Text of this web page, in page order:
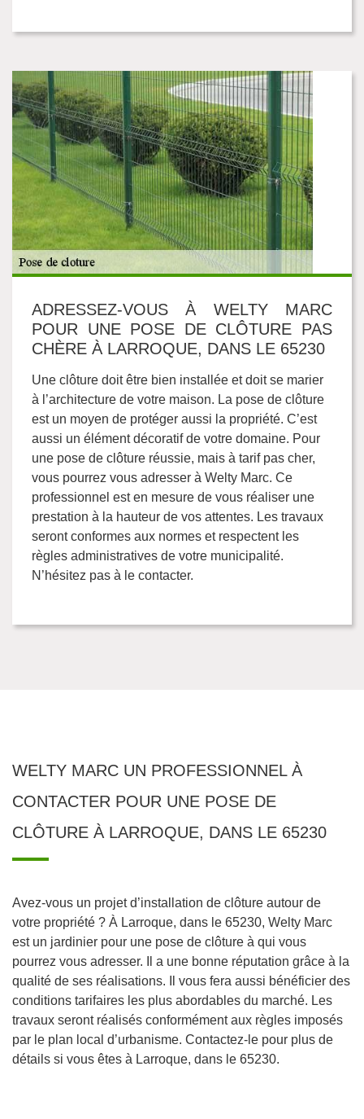
ADRESSEZ-VOUS À WELTY MARC
POUR UNE POSE DE CLÔTURE PAS
CHÈRE À LARROQUE, DANS LE 65230
Une clôture doit être bien installée et doit se marier
à l’architecture de votre maison. La pose de clôture
est un moyen de protéger aussi la propriété. C’est
aussi un élément décoratif de votre domaine. Pour
une pose de clôture réussie, mais à tarif pas cher,
vous pourrez vous adresser à Welty Marc. Ce
professionnel est en mesure de vous réaliser une
prestation à la hauteur de vos attentes. Les travaux
seront conformes aux normes et respectent les
règles administratives de votre municipalité.
N’hésitez pas à le contacter.
WELTY MARC UN PROFESSIONNEL À
CONTACTER POUR UNE POSE DE
CLÔTURE À LARROQUE, DANS LE 65230
Avez-vous un projet d’installation de clôture autour de
votre propriété ? À Larroque, dans le 65230, Welty Marc
est un jardinier pour une pose de clôture à qui vous
pourrez vous adresser. Il a une bonne réputation grâce à la
qualité de ses réalisations. Il vous fera aussi bénéficier des
conditions tarifaires les plus abordables du marché. Les
travaux seront réalisés conformément aux règles imposés
par le plan local d’urbanisme. Contactez-le pour plus de
détails si vous êtes à Larroque, dans le 65230.